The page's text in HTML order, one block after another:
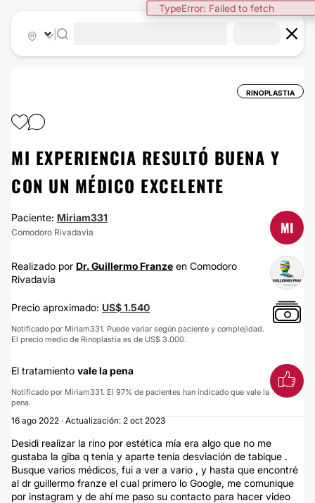
TypeError: Failed to fetch
RINOPLASTIA
MI EXPERIENCIA RESULTÓ BUENA Y
CON UN MÉDICO EXCELENTE
Paciente: Miriam331
Comodoro Rivadavia MI
Realizado por Dr. Guillermo Franze en Comodoro
Rivadavia
Precio aproximado: US$ 1.540
Notificado por Miriam331. Puede variar según paciente y complejidad.
El precio medio de Rinoplastia es de US$ 3.000.
El tratamiento vale la pena
Notificado por Miriam331. El 97% de pacientes han indicado que vale la
pena.
16 ago 2022 · Actualización: 2 oct 2023
Desidi realizar la rino por estética mía era algo que no me
gustaba la giba q tenía y aparte tenía desviación de tabique .
Busque varios médicos, fui a ver a vario , y hasta que encontré
al dr guillermo franze el cual primero lo Google, me comunique
por instagram y de ahí me paso su contacto para hacer video